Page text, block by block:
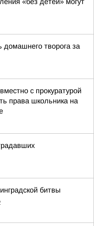
домашнего творога за
с прокуратурой
права школьника на
битвы